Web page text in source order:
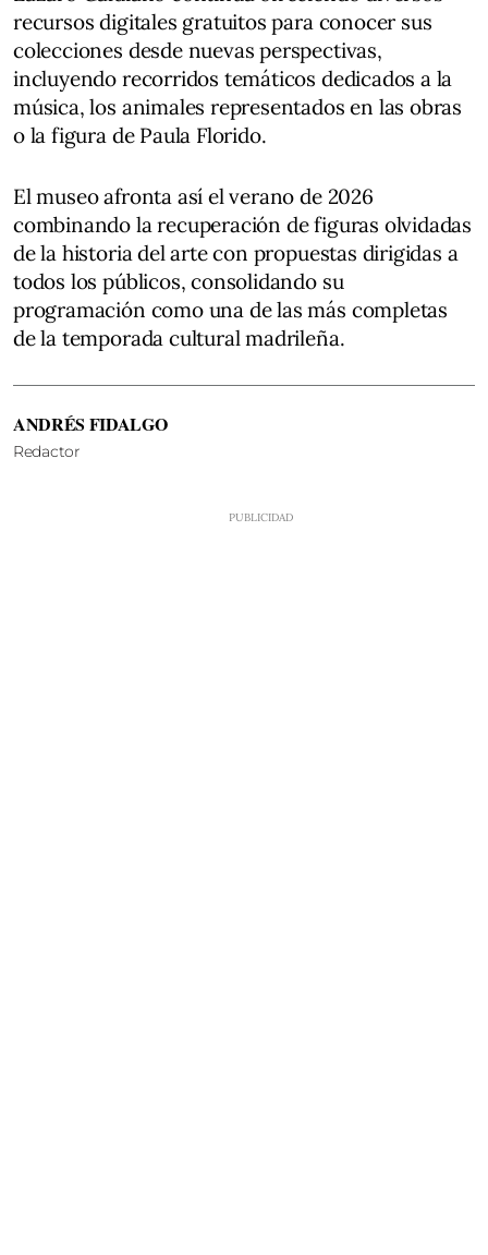
recursos digitales gratuitos para conocer sus
colecciones desde nuevas perspectivas,
incluyendo recorridos temáticos dedicados a la
música, los animales representados en las obras
o la figura de Paula Florido.
El museo afronta así el verano de 2026
combinando la recuperación de figuras olvidadas
de la historia del arte con propuestas dirigidas a
todos los públicos, consolidando su
programación como una de las más completas
de la temporada cultural madrileña.
ANDRÉS FIDALGO
Redactor